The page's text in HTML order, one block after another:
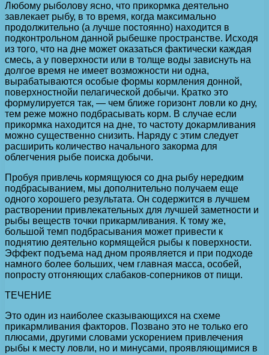
Любому рыболову ясно, что прикормка деятельно
завлекает рыбу, в то время, когда максимально
продолжительно (а лучше постоянно) находится в
подконтрольном данной рыбешке пространстве. Исходя
из того, что на дне может оказаться фактически каждая
смесь, а у поверхности или в толще воды зависнуть на
долгое время не имеет возможности ни одна,
вырабатываются особые формы кормления донной,
поверхностнойи пелагической добычи. Кратко это
формулируется так, — чем ближе горизонт ловли ко дну,
тем реже можно подбрасывать корм. В случае если
прикормка находится на дне, то частоту докармливания
можно существенно снизить. Наряду с этим следует
расширить количество начального закорма для
облегчения рыбе поиска добычи.
Пробуя привлечь кормящуюся со дна рыбу нередким
подбрасыванием, мы дополнительно получаем еще
одного хорошего результата. Он содержится в лучшем
растворении привлекательных для лучшей заметности и
рыбы веществ точки прикармливания. К тому же,
большой темп подбрасывания может привести к
поднятию деятельно кормящейся рыбы к поверхности.
Эффект подъема над дном проявляется и при подходе
намного более больших, чем главная масса, особей,
попросту отгоняющих слабаков-соперников от пищи.
ТЕЧЕНИЕ
Это один из наиболее сказывающихся на схеме
прикармливания факторов. Позвано это не только его
плюсами, другими словами ускорением привлечения
рыбы к месту ловли, но и минусами, проявляющимися в